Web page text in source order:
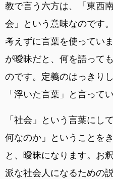
教で言う六方は、「東西
会」という意味なのです
考えずに言葉を使ってい
が曖昧だと、何を語って
のです。定義のはっきり
「浮いた言葉」と言って
「社会」という言葉にし
何なのか」ということを
と、曖昧になります。お
派な社会人になるための